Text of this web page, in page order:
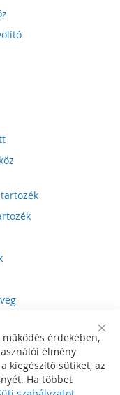
Bar
érdekében,
élmény
kiegészítő sütiket, az
Ha többet